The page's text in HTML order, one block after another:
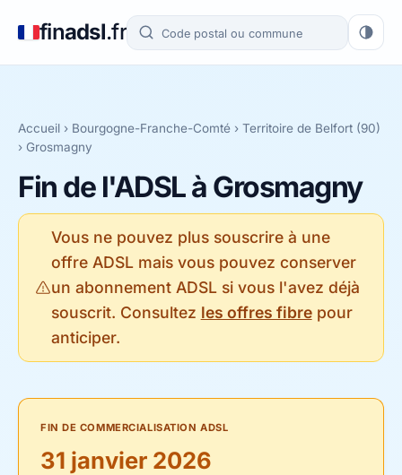
finadsl.fr
Accueil › Bourgogne-Franche-Comté › Territoire de Belfort (90)
› Grosmagny
Fin de l'ADSL à Grosmagny
Vous ne pouvez plus souscrire à une
offre ADSL mais vous pouvez conserver
un abonnement ADSL si vous l'avez déjà
souscrit. Consultez les offres fibrepour
anticiper.
FIN DE COMMERCIALISATION ADSL
31 janvier 2026